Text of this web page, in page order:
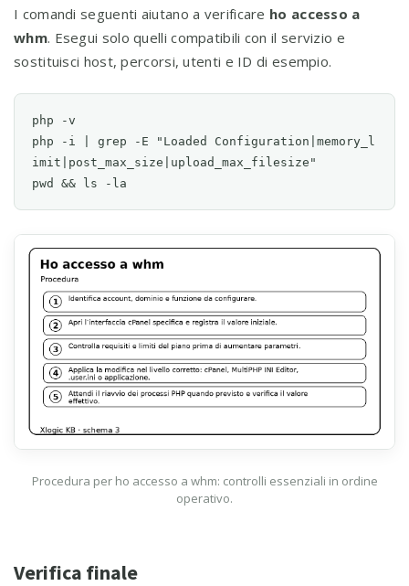
I comandi seguenti aiutano a verificare ho accesso a
whm. Esegui solo quelli compatibili con il servizio e
sostituisci host, percorsi, utenti e ID di esempio.
php -v
php -i | grep -E "Loaded Configuration|memory_l
imit|post_max_size|upload_max_filesize"
pwd && ls -la
Procedura per ho accesso a whm: controlli essenziali in ordine
operativo.
Verifica finale